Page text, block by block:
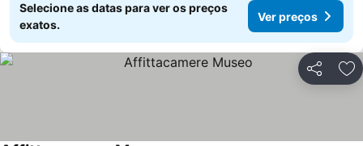
Selecione as datas para ver os preços
exatos.
Ver preços
Partilhar